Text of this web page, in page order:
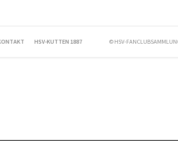
HSV-KUTTEN 1887 © HSV-